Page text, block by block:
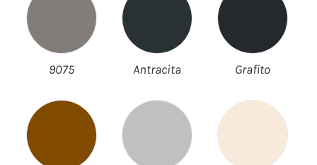
9075 Antracita Grafito